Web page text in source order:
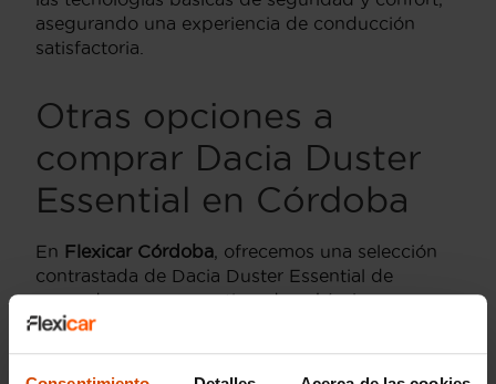
asegurando una experiencia de conducción
satisfactoria.
Otras opciones a
comprar Dacia Duster
Essential en Córdoba
En Flexicar Córdoba, ofrecemos una selección
contrastada de Dacia Duster Essential de
segunda mano, garantizando vehículos
revisados y con garantía
Essential, puedes explorar otros acabados como
Duster Comfort y elDuster Prestige , que